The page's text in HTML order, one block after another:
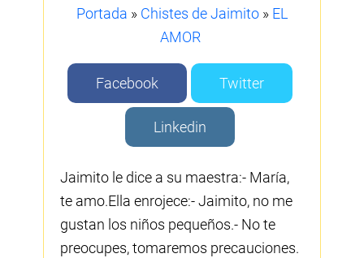
Portada » Chistes de Jaimito » EL
AMOR
Facebook Twitter
Linkedin
Jaimito le dice a su maestra:- María,
te amo.Ella enrojece:- Jaimito, no me
gustan los niños pequeños.- No te
preocupes, tomaremos precauciones.